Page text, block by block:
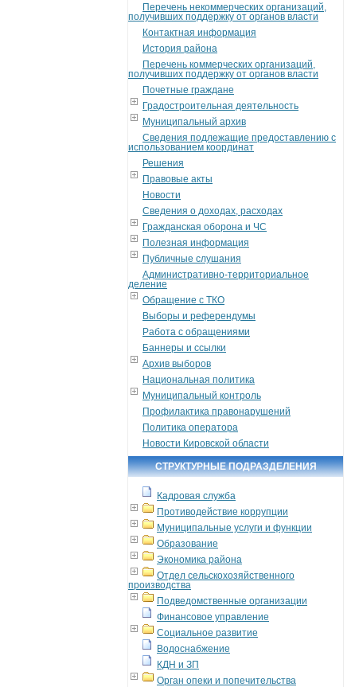
Перечень некоммерческих организаций,
получивших поддержку от органов власти
Контактная информация
История района
Перечень коммерческих организаций,
получивших поддержку от органов власти
Почетные граждане
Градостроительная деятельность
Муниципальный архив
Сведения подлежащие предоставлению с
использованием координат
Решения
Правовые акты
Новости
Сведения о доходах, расходах
Гражданская оборона и ЧС
Полезная информация
Публичные слушания
Административно-территориальное
деление
Обращение с ТКО
Выборы и референдумы
Работа с обращениями
Баннеры и ссылки
Архив выборов
Национальная политика
Муниципальный контроль
Профилактика правонарушений
Политика оператора
Новости Кировской области
СТРУКТУРНЫЕ ПОДРАЗДЕЛЕНИЯ
Кадровая служба
Противодействие коррупции
Муниципальные услуги и функции
Образование
Экономика района
Отдел сельскохозяйственного
производства
Подведомственные организации
Финансовое управление
Социальное развитие
Водоснабжение
КДН и ЗП
Орган опеки и попечительства